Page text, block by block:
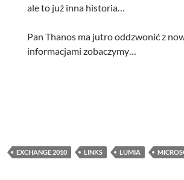
ale to już inna historia…
Pan Thanos ma jutro oddzwonić z
informacjami zobaczymy…
EXCHANGE 2010 LINKS LUMIA